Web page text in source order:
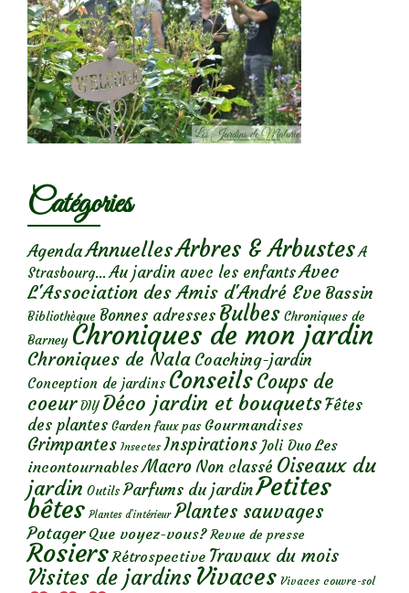
Catégories
AgendaAnnuellesArbres & Arbustes A
Strasbourg... Au jardin avec les enfantsAvec
L'Association des Amis d'André Eve Bassin
Bibliothèque Bonnes adresses Bulbes Chroniques de
Barney Chroniques de mon jardin
Chroniques de Nala Coaching-jardin
Conception de jardins ConseilsCoups de
coeur DIY Déco jardin et bouquetsFêtes
des plantes Garden faux pas Gourmandises
Grimpantes Insectes Inspirations Joli Duo Les
incontournables Macro Non classé Oiseaux du
jardin Outils Parfums du jardinPetites
bêtes Plantes d’intérieur Plantes sauvages
Potager Que voyez-vous? Revue de presse
Rosiers Rétrospective Travaux du mois
Visites de jardins Vivaces Vivaces couvre-sol